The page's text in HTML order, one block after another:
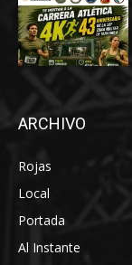
ARCHIVO
Rojas
Local
Portada
Al Instante